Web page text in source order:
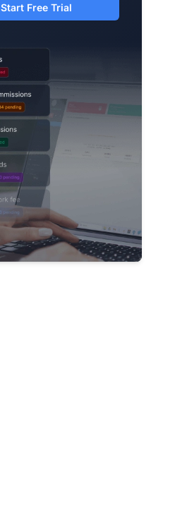
Start Free Trial